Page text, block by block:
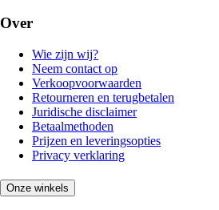
Over
Wie zijn wij?
Neem contact op
Verkoopvoorwaarden
Retourneren en terugbetalen
Juridische disclaimer
Betaalmethoden
Prijzen en leveringsopties
Privacy verklaring
Onze winkels